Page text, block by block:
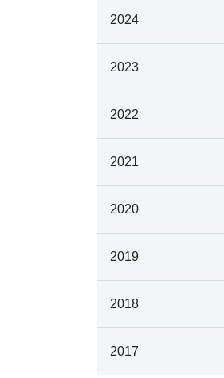
2024
2023
2022
2021
2020
2019
2018
2017